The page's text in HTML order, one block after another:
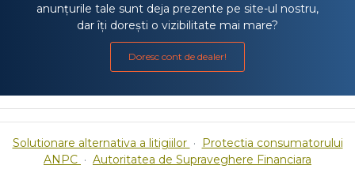
anunțurile tale sunt deja prezente pe site-ul nostru,
dar îți dorești o vizibilitate mai mare?
Doresc cont de dealer!
Solutionare alternativa a litigiilor · Protectia consumatorului
ANPC · Autoritatea de Supraveghere Financiara